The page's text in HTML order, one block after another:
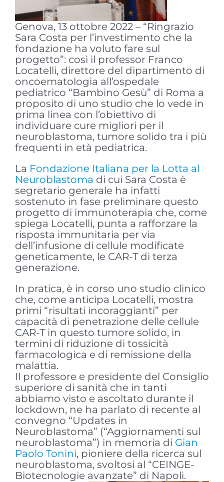
Genova, 13 ottobre 2022 – “Ringrazio
Sara Costa per l’investimento che la
fondazione ha voluto fare sul
progetto”: così il professor Franco
Locatelli, direttore del dipartimento di
oncoematologia all’ospedale
pediatrico “Bambino Gesù” di Roma a
proposito di uno studio che lo vede in
prima linea con l’obiettivo di
individuare cure migliori per il
neuroblastoma, tumore solido tra i più
frequenti in età pediatrica.
La Fondazione Italiana per la Lotta al
Neuroblastoma di cui Sara Costa è
segretario generale ha infatti
sostenuto in fase preliminare questo
progetto di immunoterapia che, come
spiega Locatelli, punta a rafforzare la
risposta immunitaria per via
dell’infusione di cellule modificate
geneticamente, le CAR-T di terza
generazione.
In pratica, è in corso uno studio clinico
che, come anticipa Locatelli, mostra
primi “risultati incoraggianti” per
capacità di penetrazione delle cellule
CAR-T in questo tumore solido, in
termini di riduzione di tossicità
farmacologica e di remissione della
malattia.
Il professore e presidente del Consiglio
superiore di sanità che in tanti
abbiamo visto e ascoltato durante il
lockdown, ne ha parlato di recente al
convegno “Updates in
Neuroblastoma” (“Aggiornamenti sul
neuroblastoma”) in memoria di Gian
Paolo Tonini, pioniere della ricerca sul
neuroblastoma, svoltosi al “CEINGE-
Biotecnologie avanzate” di Napoli.